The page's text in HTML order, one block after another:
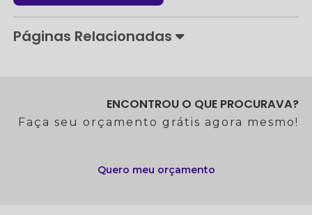
Páginas Relacionadas
ENCONTROU O QUE PROCURAVA?
Faça seu orçamento grátis agora mesmo!
Quero meu orçamento